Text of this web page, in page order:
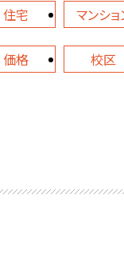
住宅 マンショ
価格 校区